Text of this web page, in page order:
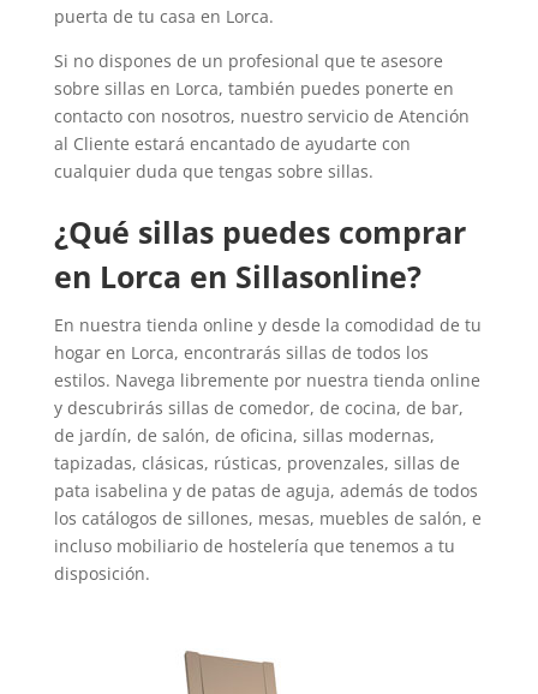
puerta de tu casa en Lorca.
Si no dispones de un profesional que te asesore
sobre sillas en Lorca, también puedes ponerte en
contacto con nosotros, nuestro servicio de Atención
al Cliente estará encantado de ayudarte con
cualquier duda que tengas sobre sillas.
¿Qué sillas puedes comprar
en Lorca en Sillasonline?
En nuestra tienda online y desde la comodidad de tu
hogar en Lorca, encontrarás sillas de todos los
estilos. Navega libremente por nuestra tienda online
y descubrirás sillas de comedor, de cocina, de bar,
de jardín, de salón, de oficina, sillas modernas,
tapizadas, clásicas, rústicas, provenzales, sillas de
pata isabelina y de patas de aguja, además de todos
los catálogos de sillones, mesas, muebles de salón, e
incluso mobiliario de hostelería que tenemos a tu
disposición.